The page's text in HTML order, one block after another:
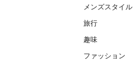
メンズスタイル
旅行
趣味
ファッション